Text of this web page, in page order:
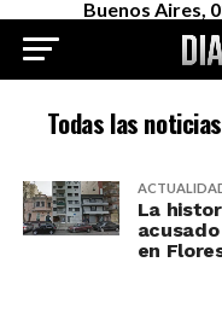
Buenos Aires,
Todas las
La
en